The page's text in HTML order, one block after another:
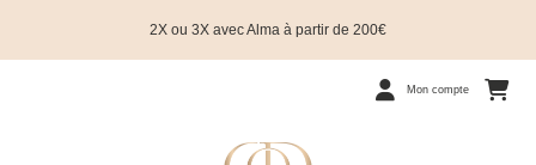
2X ou 3X avec Alma à partir de 200€
Mon compte